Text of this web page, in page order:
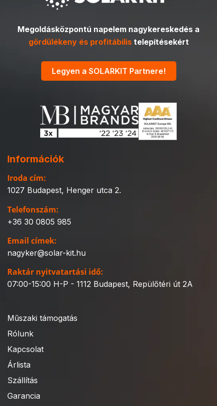
Megoldásközpontú napelem nagykereskedés a
gördülékeny és profitábilistelepítésekért
Legyen a SOLARKIT Partnere!
Információk
Iroda cím:
1027 Budapest, Henger utca 2.
Telefonszám:
+36 30 0805 985
Email címek:
nagyker@solar-kit.hu
Raktár nyitvatartási idő:
07:00-15:00 H-P - 1112 Budapest, Repülőtéri út 2A
Műszaki támogatás
Rólunk
Kapcsolat
Árlista
Szállítás
Garancia